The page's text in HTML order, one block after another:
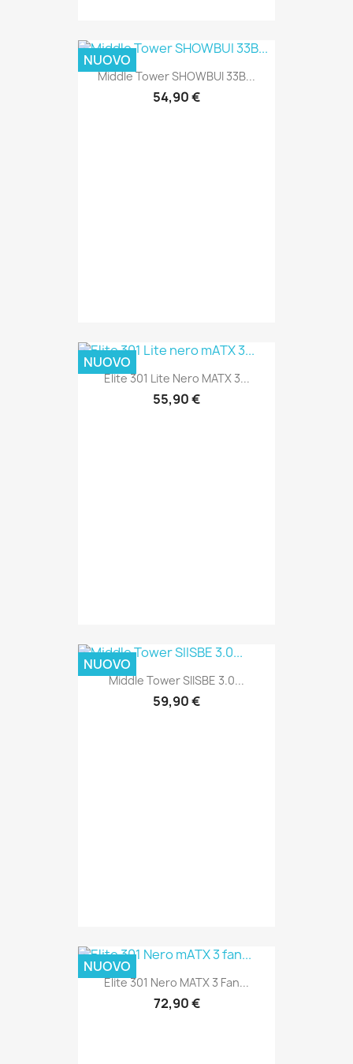
Middle Tower SHOWBUI 33B...
54,90 €
NUOVO
Elite 301 Lite Nero MATX 3...
55,90 €
NUOVO
Middle Tower SIISBE 3.0...
59,90 €
NUOVO
Elite 301 Nero MATX 3 Fan...
72,90 €
NUOVO